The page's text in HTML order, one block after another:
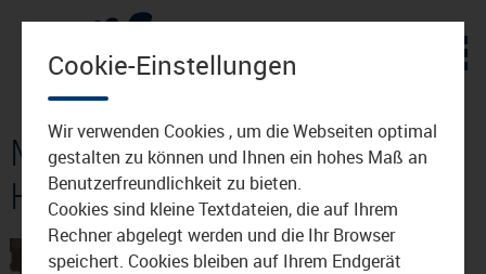
Mediathek: Christian
Heimerdinger
Cookie-Einstellungen
Wir verwenden Cookies , um die Webseiten optimal
gestalten zu können und Ihnen ein hohes Maß an
Benutzerfreundlichkeit zu bieten.
Cookies sind kleine Textdateien, die auf Ihrem
Rechner abgelegt werden und die Ihr Browser
speichert. Cookies bleiben auf Ihrem Endgerät